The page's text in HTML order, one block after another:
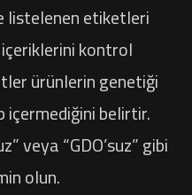
listelenen etiketleri
kontrol
ürünlerin genetiği
belirtir.
veya “GDO’suz” gibi
olun.